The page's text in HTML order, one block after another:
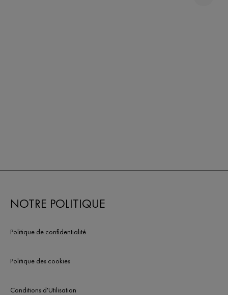
NOTRE POLITIQUE
Politique de confidentialité
Politique des cookies
Conditions d'Utilisation